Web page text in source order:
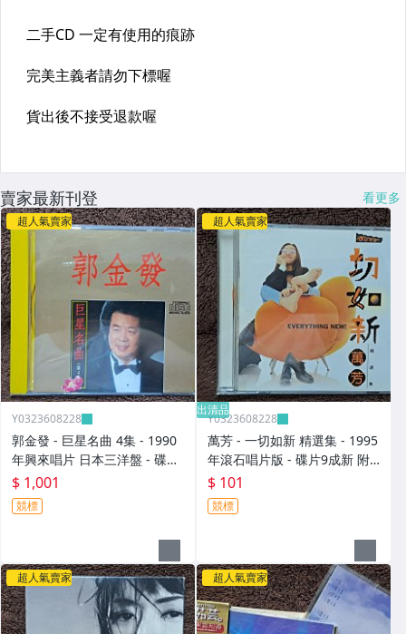
賣家最新刊登 看更多
超人氣賣家
Y0323608228
郭金發 - 巨星名曲 4集 - 1990
年興來唱片 日本三洋盤 - 碟片
9成新 無IFPI - 1001元起標 M
2316
$ 1,001
競標
超人氣賣家
出清品
Y0323608228
萬芳 - 一切如新 精選集 - 1995
年滾石唱片版 - 碟片9成新 附
$ 101
競標
超人氣賣家 超人氣賣家